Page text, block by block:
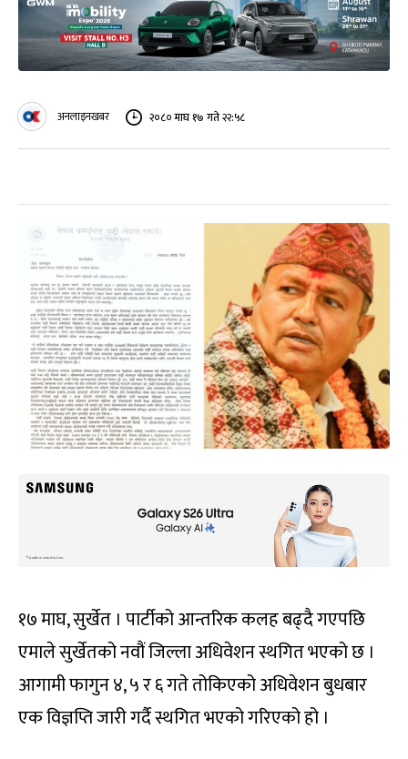
अनलाइनखबर २०८० माघ १७ गते २२:५८
१७ माघ, सुर्खेत । पार्टीको आन्तरिक कलह बढ्दै गएपछि
एमाले सुर्खेतको नवौं जिल्ला अधिवेशन स्थगित भएको छ ।
आगामी फागुन ४, ५ र ६ गते तोकिएको अधिवेशन बुधबार
एक विज्ञप्ति जारी गर्दै स्थगित भएको गरिएको हो ।